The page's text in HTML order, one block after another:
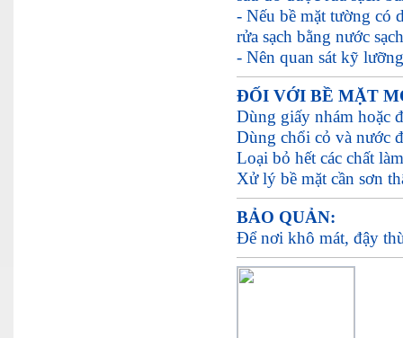
- Nếu bề mặt tường có
rửa sạch bằng nước
- Nên quan sát kỹ
ĐỐI VỚI BỀ MẶT
Dùng giấy nhám hoặc
Dùng chổi cỏ và nước
Loại bỏ hết các chất
Xử lý bề mặt cần sơn
BẢO QUẢN:
Để nơi khô mát, đậy